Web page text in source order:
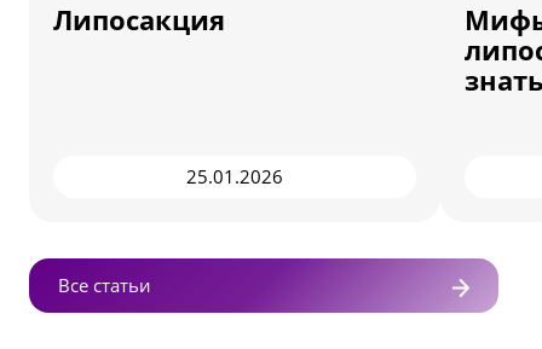
Липосакция
25.01.2026
Все статьи